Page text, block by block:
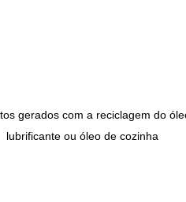
gerados com a reciclagem do
lubrificante ou óleo de cozinha